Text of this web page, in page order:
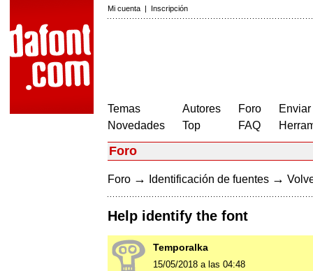
Mi cuenta | Inscripción
Temas
Novedades
Autores
Top
Foro
FAQ
Foro
Foro → Identificación de fuentes →
Help identify the font
Temporalka
15/05/2018 a las 04:48